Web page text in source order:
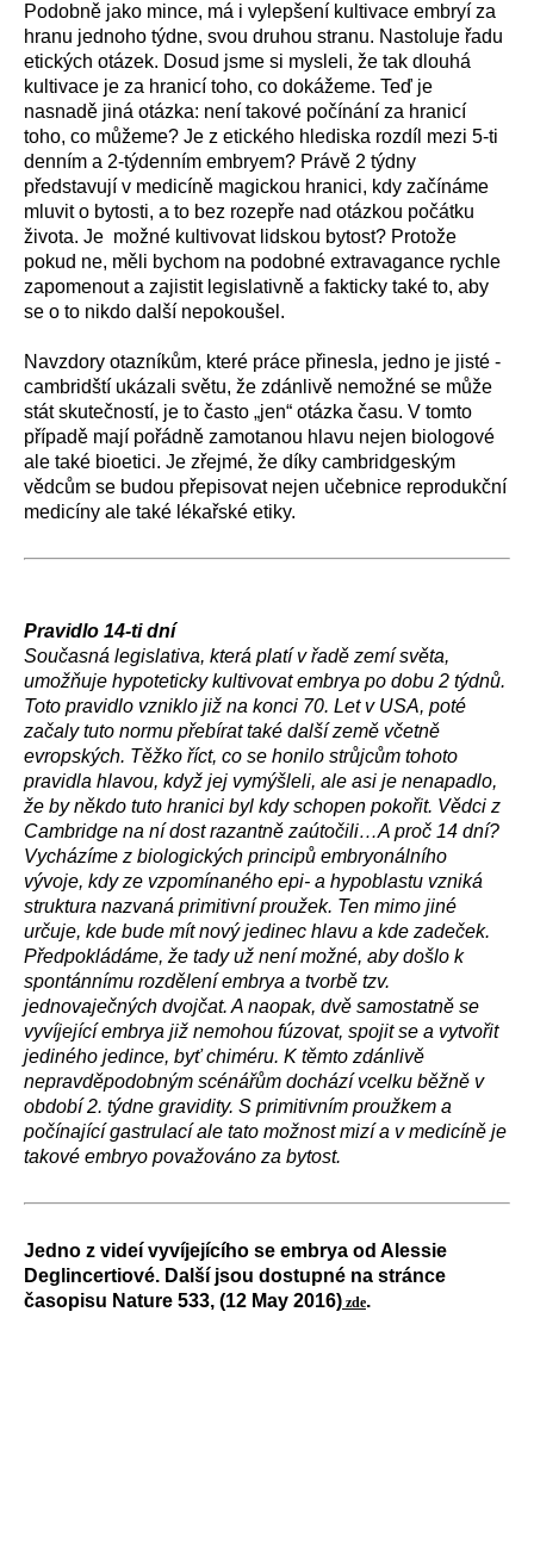
Podobně jako mince, má i vylepšení kultivace embryí za
hranu jednoho týdne, svou druhou stranu. Nastoluje řadu
etických otázek. Dosud jsme si mysleli, že tak dlouhá
kultivace je za hranicí toho, co dokážeme. Teď je
nasnadě jiná otázka: není takové počínání za hranicí
toho, co můžeme? Je z etického hlediska rozdíl mezi 5-ti
denním a 2-týdenním embryem? Právě 2 týdny
představují v medicíně magickou hranici, kdy začínáme
mluvit o bytosti, a to bez rozepře nad otázkou počátku
života. Je možné kultivovat lidskou bytost? Protože
pokud ne, měli bychom na podobné extravagance rychle
zapomenout a zajistit legislativně a fakticky také to, aby
se o to nikdo další nepokoušel.
Navzdory otazníkům, které práce přinesla, jedno je jisté -
cambridští ukázali světu, že zdánlivě nemožné se může
stát skutečností, je to často „jen“ otázka času. V tomto
případě mají pořádně zamotanou hlavu nejen biologové
ale také bioetici. Je zřejmé, že díky cambridgeským
vědcům se budou přepisovat nejen učebnice reprodukční
medicíny ale také lékařské etiky.
Pravidlo 14-ti dní
Současná legislativa, která platí v řadě zemí světa,
umožňuje hypoteticky kultivovat embrya po dobu 2 týdnů.
Toto pravidlo vzniklo již na konci 70. Let v USA, poté
začaly tuto normu přebírat také další země včetně
evropských. Těžko říct, co se honilo strůjcům tohoto
pravidla hlavou, když jej vymýšleli, ale asi je nenapadlo,
že by někdo tuto hranici byl kdy schopen pokořit. Vědci z
Cambridge na ní dost razantně zaútočili…A proč 14 dní?
Vycházíme z biologických principů embryonálního
vývoje, kdy ze vzpomínaného epi- a hypoblastu vzniká
struktura nazvaná primitivní proužek. Ten mimo jiné
určuje, kde bude mít nový jedinec hlavu a kde zadeček.
Předpokládáme, že tady už není možné, aby došlo k
spontánnímu rozdělení embrya a tvorbě tzv.
jednovaječných dvojčat. A naopak, dvě samostatně se
vyvíjející embrya již nemohou fúzovat, spojit se a vytvořit
jediného jedince, byť chiméru. K těmto zdánlivě
nepravděpodobným scénářům dochází vcelku běžně v
období 2. týdne gravidity. S primitivním proužkem a
počínající gastrulací ale tato možnost mizí a v medicíně je
takové embryo považováno za bytost.
Jedno z videí vyvíjejícího se embrya od Alessie
Deglincertiové. Další jsou dostupné na stránce
časopisu Nature 533, (12 May 2016) zde.